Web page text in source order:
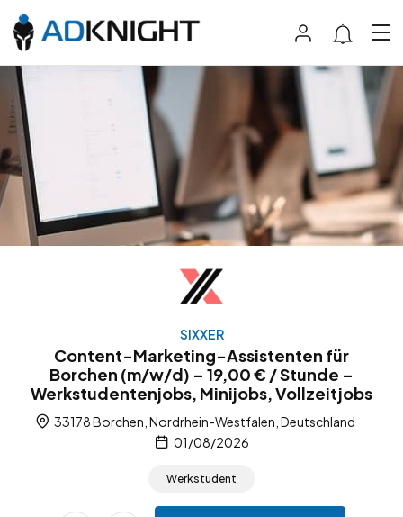
SIXXER
Content-Marketing-Assistenten für
Borchen (m/w/d) – 19,00 € / Stunde –
Werkstudentenjobs, Minijobs, Vollzeitjobs
33178 Borchen, Nordrhein-Westfalen, Deutschland
01/08/2026
Werkstudent